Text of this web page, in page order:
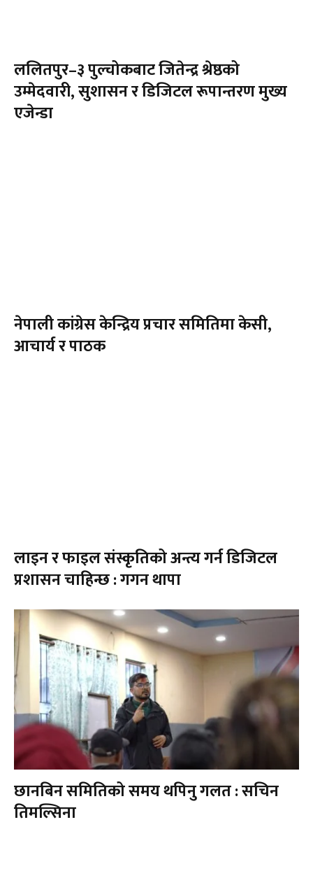
ललितपुर–३ पुल्चोकबाट जितेन्द्र श्रेष्ठको
उम्मेदवारी, सुशासन र डिजिटल रूपान्तरण मुख्य
एजेन्डा
नेपाली कांग्रेस केन्द्रिय प्रचार समितिमा केसी,
आचार्य र पाठक
लाइन र फाइल संस्कृतिको अन्त्य गर्न डिजिटल
प्रशासन चाहिन्छ : गगन थापा
छानबिन समितिको समय थपिनु गलत : सचिन
तिमल्सिना